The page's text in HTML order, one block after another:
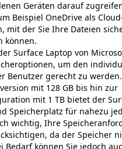
Geräten darauf
Beispiel OneDrive als
mit der Sie Ihre Dateien
können.
Surface Laptop von
um den
Benutzer gerecht zu
mit 128 GB bis hin zur
mit 1 TB bietet der
Speicherplatz für nahezu
wichtig, Ihre
da der Speicher
Bedarf können Sie jedoch